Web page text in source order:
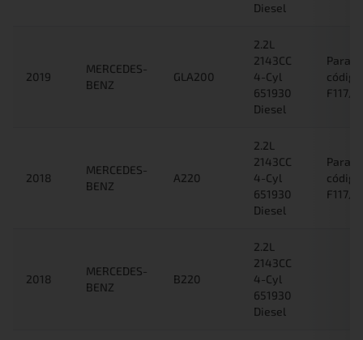
Diesel
2019
MERCEDES-
BENZ
GLA200
2.2L
2143CC
4-Cyl
651930
Diesel
Para
código
F117/
2018
MERCEDES-
BENZ
A220
2.2L
2143CC
4-Cyl
651930
Diesel
Para
código
F117/
2018
MERCEDES-
BENZ
B220
2.2L
2143CC
4-Cyl
651930
Diesel